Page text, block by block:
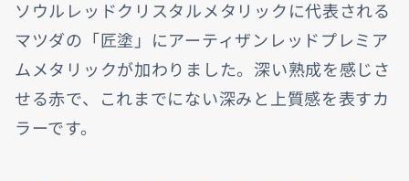
ソウルレッドクリスタルメタリックに代表される
マツダの「匠塗」にアーティザンレッドプレミア
ムメタリックが加わりました。深い熟成を感じさ
せる赤で、これまでにない深みと上質感を表すカ
ラーです。